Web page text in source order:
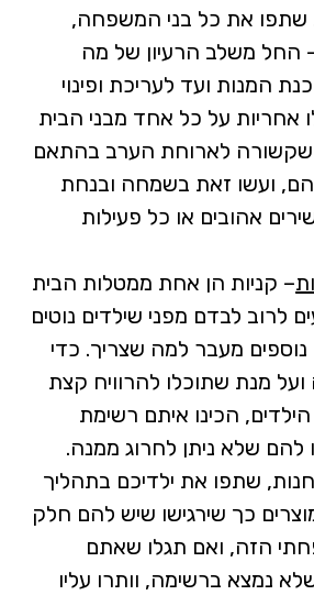
שתפו את כל בני המשפחה,
החל משלב הרעיון של מה
המנות ועד לעריכת ופינוי
אחריות על כל אחד מבני הבית
לארוחת הערב בהתאם
ועשו זאת בשמחה ובנחת
אהובים או כל פעילות
– קניות הן אחת ממטלות הבית
לרוב לבדם מפני שילדים נוטים
מעבר למה שצריך. כדי
מנת שתוכלו להרוויח קצת
הכינו איתם רשימת
להם שלא ניתן לחרוג ממנה.
שתפו את ילדיכם בתהליך
כך שירגישו שיש להם חלק
הזה, ואם תגלו שאתם
נמצא ברשימה, וותרו עליו